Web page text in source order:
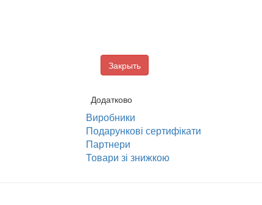
Закрыть
Додатково
Виробники
Подарункові сертифікати
Партнери
Товари зі знижкою